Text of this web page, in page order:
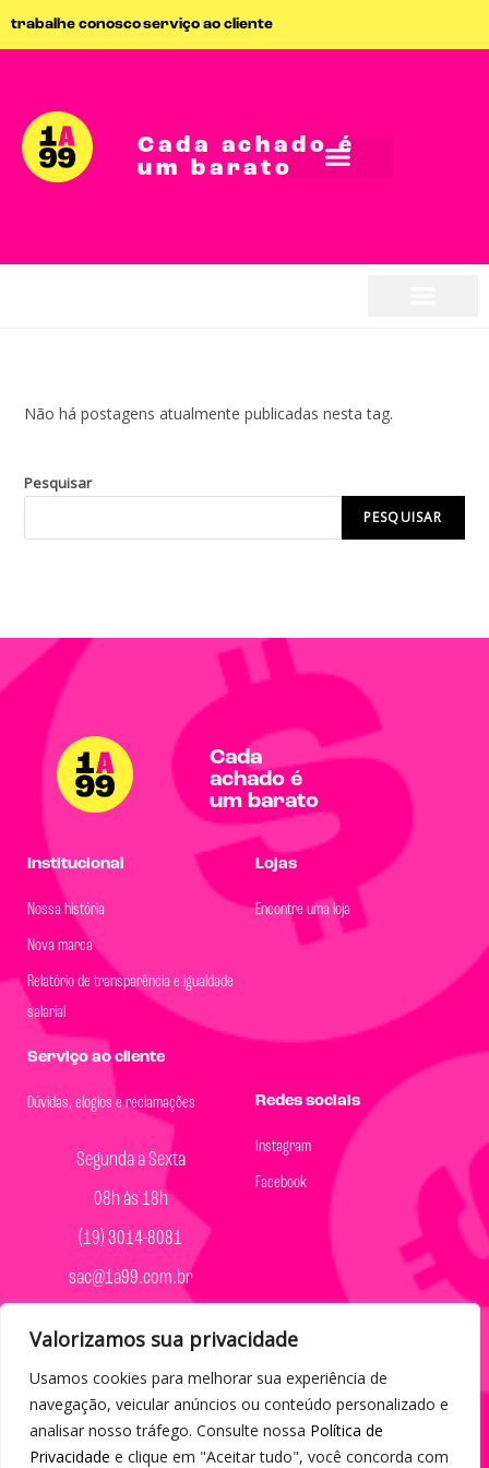
Valorizamos sua privacidade
Usamos cookies para melhorar sua experiência de
navegação, veicular anúncios ou conteúdo personalizado e
analisar nosso tráfego. Consulte nossa Política de
Privacidade e clique em "Aceitar tudo", você concorda com
trabalhe conoscoserviço ao cliente
Cada achado é
um barato
Não há postagens atualmente publicadas nesta tag.
Pesquisar
PESQUISAR
Cada
achado é
um barato
Institucional
Nossa história
Nova marca
Relatório de transparência e igualdade
salarial
Lojas
Encontre uma loja
Serviço ao cliente
Dúvidas, elogios e reclamações
Segunda a Sexta
08h às 18h
(19) 3014-8081
sac@1a99.com.br
Redes sociais
Instagram
Facebook
Formas de pagamento
Dinheiro e Pix